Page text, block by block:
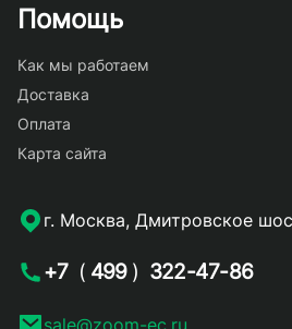
Помощь
Как мы работаем
Доставка
Оплата
Карта сайта
г. Москва, Дмитровское
+7 ( 499 ) 322-47-86
sale@zoom-ec.ru